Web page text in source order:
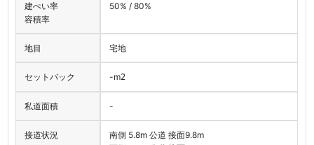
建ぺい率
容積率
50% / 80%
地目 宅地
セットバック -m2
私道面積 -
接道状況
南側 5.8m 公道 接面9.8m